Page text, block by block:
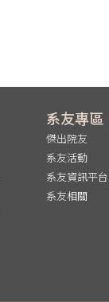
系友專區
傑出院友
系友活動
系友資訊平台
系友相關